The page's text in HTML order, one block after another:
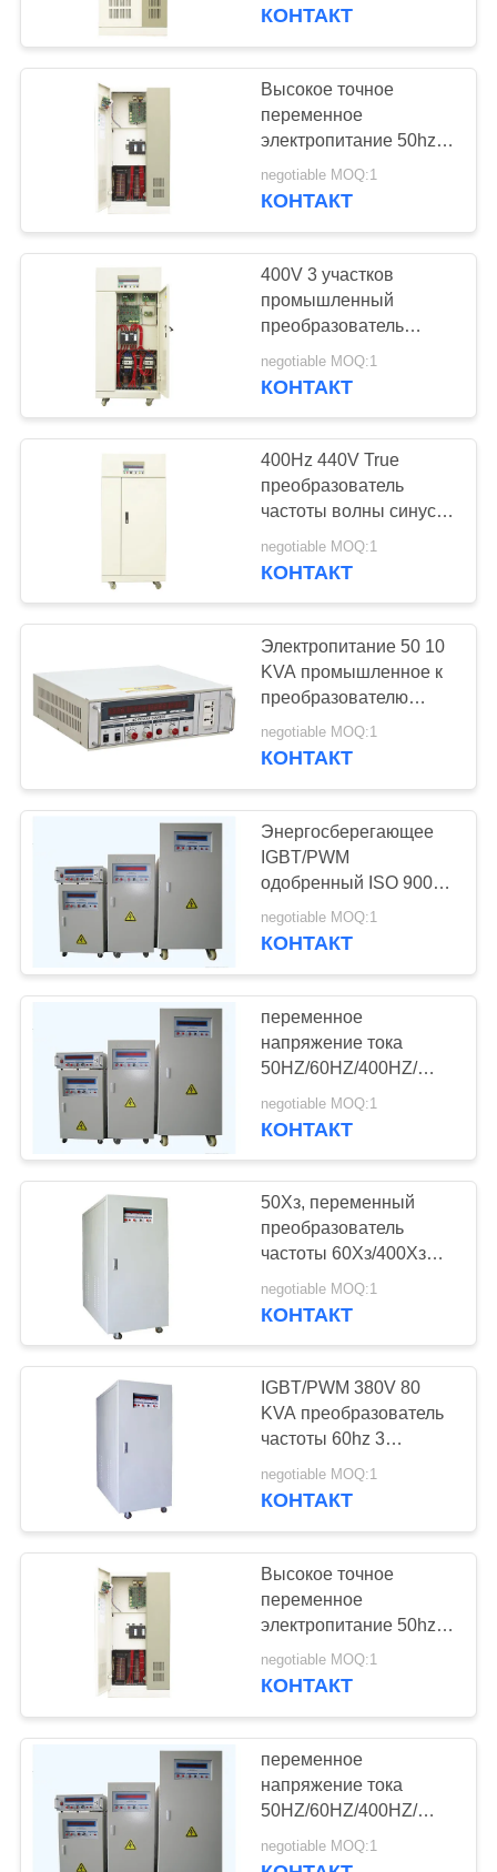
КАЧЕСТВА
СВЯЖИТЕСЬ
СПРОСИТЕ
ЦИТАТУ
COMPANY
КАРТА
САЙТА
PRIVACY
Контролируемый
сервоприводом
стабилизатор
напряжения тока
Трехфазный
регулятор
напряжения тока
Регулятор
автоматического
напряжения тока
онлайн
бесперебойного
питания
24
Блок
оптимизирования
напряжения тока
Энергосберегающий
трансформатор
Трансформатор
напряжения тока
постоянного
15
Сухой тип
трансформатор
вентиляторной
КОНТАКТ
Высокое точное
переменное
электропитание 50hz
преобразователя
частоты 380V к 60hz
negotiable MOQ:1
КОНТАКТ
400V 3 участков
промышленный
преобразователь
частоты
50HZ/60HZ/400HZ 1
negotiable MOQ:1
КОНТАКТ
400Hz 440V True
преобразователь
частоты волны синуса
переменный
одиночный к
negotiable MOQ:1
КОНТАКТ
Электропитание 50 10
KVA промышленное к
преобразователю
частоты 60hz с 3
системой провода
negotiable MOQ:1
КОНТАКТ
Энергосберегающее
IGBT/PWM
одобренный ISO 9001
преобразователя
частоты 20 KVA
negotiable MOQ:1
КОНТАКТ
переменное
напряжение тока
50HZ/60HZ/400HZ/
преобразователь
частоты 30KVA
negotiable MOQ:1
КОНТАКТ
50Хз, переменный
преобразователь
частоты 60Хз/400Хз
для испытательного
оборудования 265В
negotiable MOQ:1
КОНТАКТ
IGBT/PWM 380V 80
KVA преобразователь
частоты 60hz 3
участков к 400hz для
испытания FQC
negotiable MOQ:1
КОНТАКТ
Высокое точное
переменное
электропитание 50hz
преобразователя
частоты 380V к 60hz
negotiable MOQ:1
КОНТАКТ
переменное
напряжение тока
50HZ/60HZ/400HZ/
преобразователь
частоты 30KVA
negotiable MOQ:1